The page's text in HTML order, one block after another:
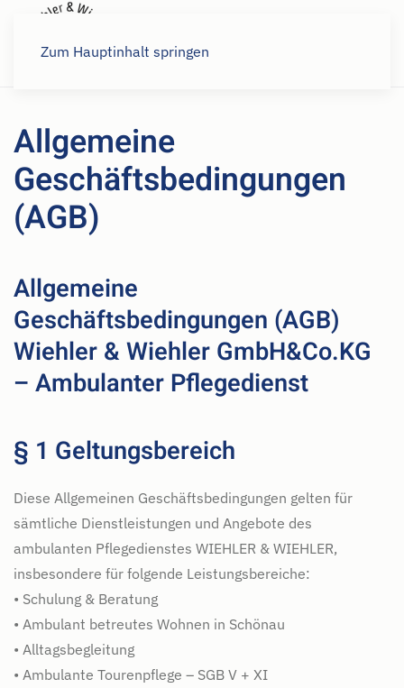
Zum Hauptinhalt springen
Allgemeine
Geschäftsbedingungen
(AGB)
Allgemeine
Geschäftsbedingungen (AGB)
Wiehler & Wiehler GmbH&Co.KG
– Ambulanter Pflegedienst
§ 1 Geltungsbereich
Diese Allgemeinen Geschäftsbedingungen gelten für
sämtliche Dienstleistungen und Angebote des
ambulanten Pflegedienstes WIEHLER & WIEHLER,
insbesondere für folgende Leistungsbereiche:
• Schulung & Beratung
• Ambulant betreutes Wohnen in Schönau
• Alltagsbegleitung
• Ambulante Tourenpflege – SGB V + XI